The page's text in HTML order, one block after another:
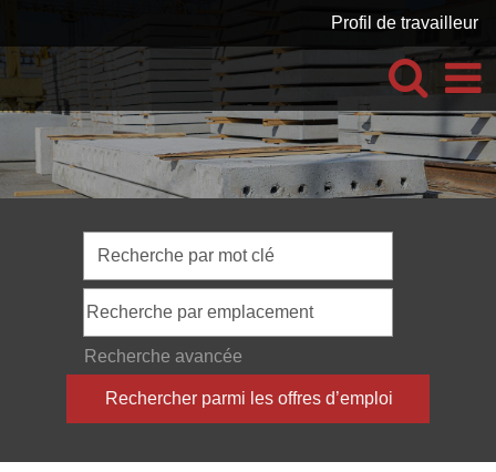
Profil de travailleur
Recherche avancée